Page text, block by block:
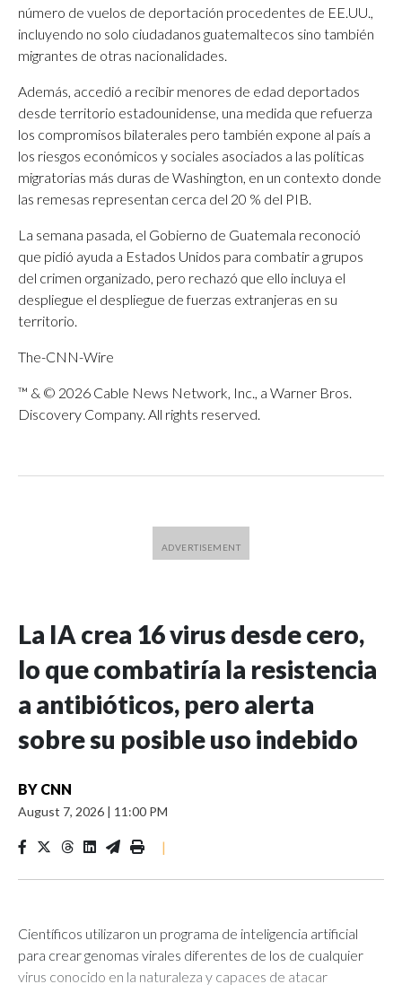
número de vuelos de deportación procedentes de EE.UU.,
incluyendo no solo ciudadanos guatemaltecos sino también
migrantes de otras nacionalidades.
Además, accedió a recibir menores de edad deportados
desde territorio estadounidense, una medida que refuerza
los compromisos bilaterales pero también expone al país a
los riesgos económicos y sociales asociados a las políticas
migratorias más duras de Washington, en un contexto donde
las remesas representan cerca del 20 % del PIB.
La semana pasada, el Gobierno de Guatemala reconoció
que pidió ayuda a Estados Unidos para combatir a grupos
del crimen organizado, pero rechazó que ello incluya el
despliegue el despliegue de fuerzas extranjeras en su
territorio.
The-CNN-Wire
™ & © 2026 Cable News Network, Inc., a Warner Bros.
Discovery Company. All rights reserved.
La IA crea 16 virus desde cero,
lo que combatiría la resistencia
a antibióticos, pero alerta
sobre su posible uso indebido
BY CNN
August 7, 2026 | 11:00 PM
|
Científicos utilizaron un programa de inteligencia artificial
para crear genomas virales diferentes de los de cualquier
virus conocido en la naturaleza y capaces de atacar